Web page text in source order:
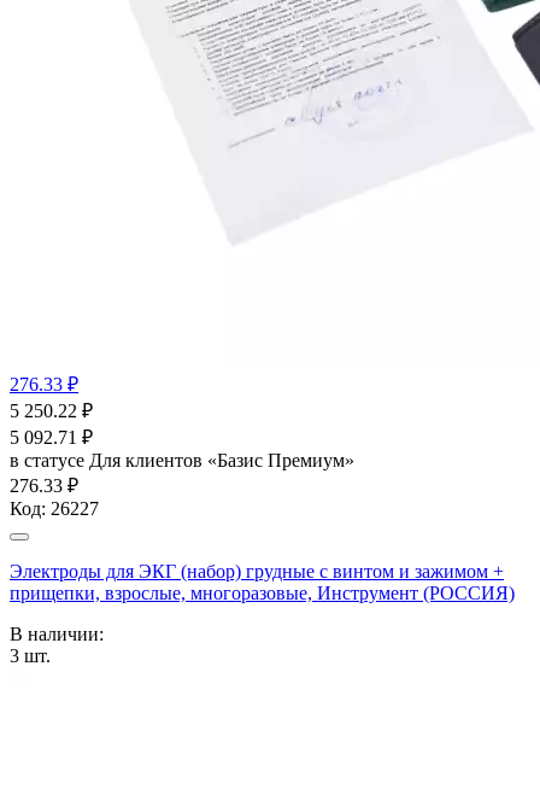
276.33 ₽
5 250.22 ₽
5 092.71 ₽
в статусе Для клиентов «Базис Премиум»
276.33 ₽
Код: 26227
Электроды для ЭКГ (набор) грудные с винтом и зажимом +
прищепки, взрослые, многоразовые, Инструмент (РОССИЯ)
В наличии:
3 шт.